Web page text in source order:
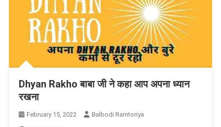
Dhyan Rakho बाबा जी ने कहा आप अपना ध्यान
रखना
February 15, 2022
Balbodi Ramtoriya